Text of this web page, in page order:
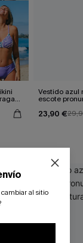
Vestido azul
escote
23,90 €
cambiar al sitio